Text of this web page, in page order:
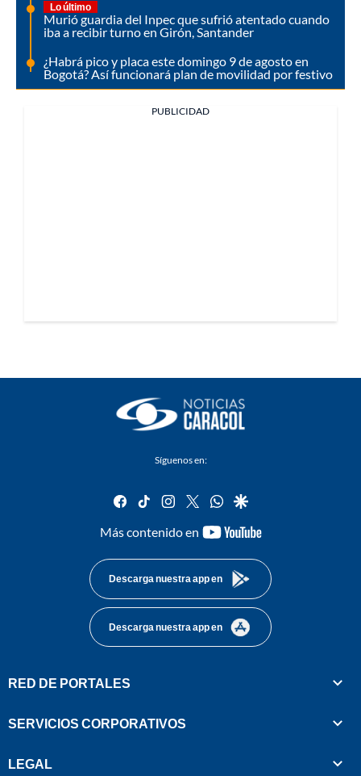
Lo último
Murió guardia del Inpec que sufrió atentado cuando
iba a recibir turno en Girón, Santander
¿Habrá pico y placa este domingo 9 de agosto en
Bogotá? Así funcionará plan de movilidad por festivo
PUBLICIDAD
Síguenos en:
facebook
tiktok instagram
twitterwhatsapp
google
Más contenido en
youtube-
Descarga nuestra app en
Descarga nuestra app en
RED DE PORTALES
SERVICIOS CORPORATIVOS
LEGAL